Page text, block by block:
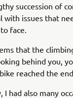
succession of
with issues that
face.
that the
behind you,
reached the
I had also many